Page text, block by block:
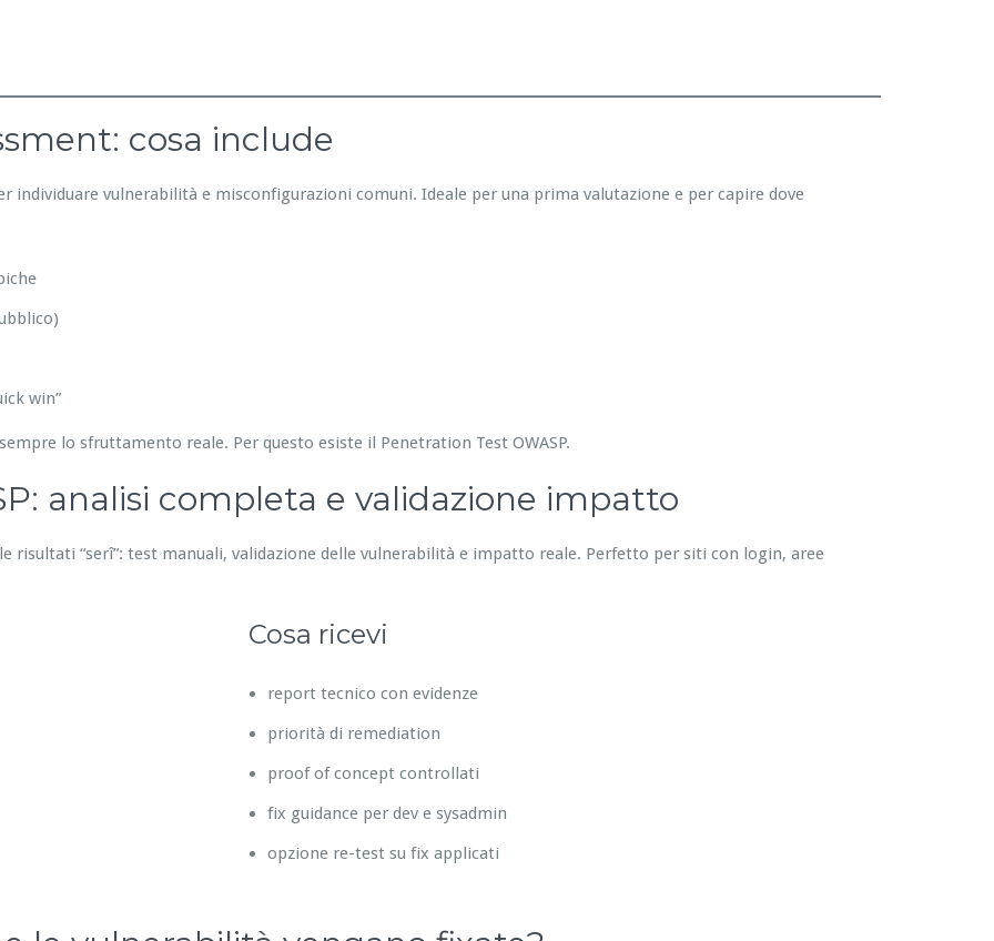
cosa include
individuare vulnerabilità e misconfigurazioni comuni. Ideale per una prima valutazione e per capire dove
win”
lo sfruttamento reale. Per questo esiste il Penetration Test OWASP.
analisi completa e validazione impatto
risultati “serî”: test manuali, validazione delle vulnerabilità e impatto reale. Perfetto per siti con login, aree
Cosa ricevi
report tecnico con evidenze
priorità di remediation
proof of concept controllati
fix guidance per dev e sysadmin
opzione re-test su fix applicati